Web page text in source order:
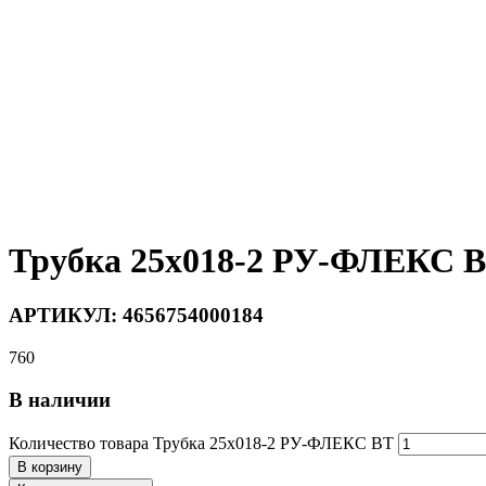
Трубка 25х018-2 РУ-ФЛЕКС
АРТИКУЛ: 4656754000184
760
В наличии
Количество товара Трубка 25х018-2 РУ-ФЛЕКС ВТ
В корзину